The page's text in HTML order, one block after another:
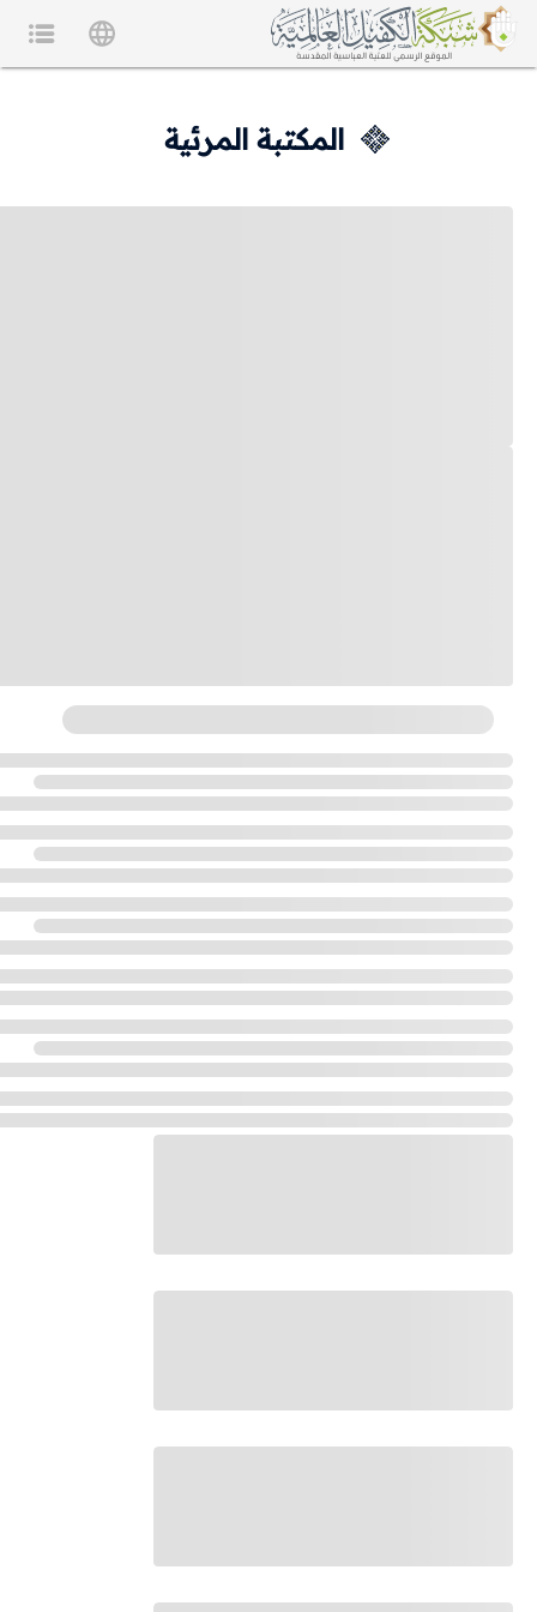
المكتبة المرئية